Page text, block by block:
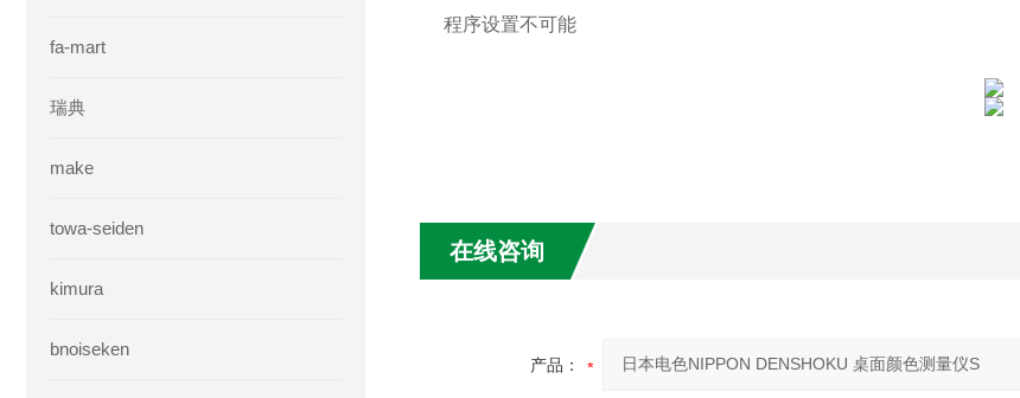
fa-mart
瑞典
make
towa-seiden
kimura
bnoiseken
程序设置不可能
在线咨询
产品：